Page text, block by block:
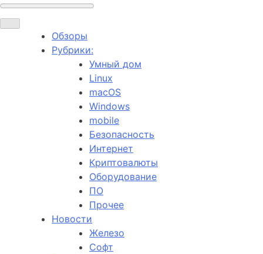
Обзоры
Рубрики:
Умный дом
Linux
macOS
Windows
mobile
Безопасность
Интернет
Криптовалюты
Оборудование
ПО
Прочее
Новости
Железо
Софт